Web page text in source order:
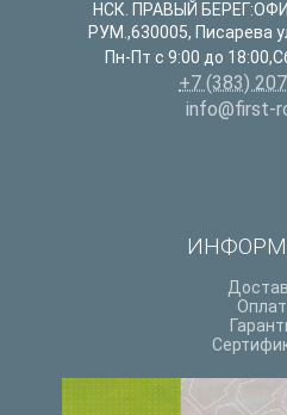
НСК. ПРАВЫЙ
РУМ.,630005, Писарева
Пн-Пт с 9:00 до
+7 (383)
info@first-